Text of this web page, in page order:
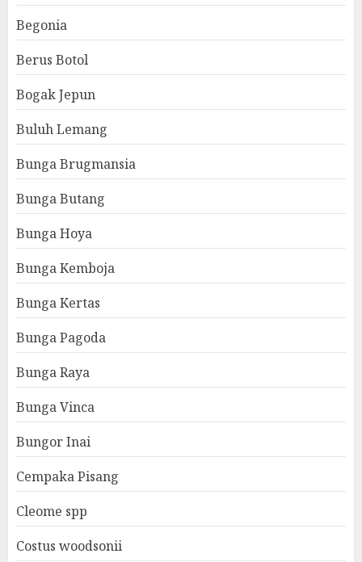
Begonia
Berus Botol
Bogak Jepun
Buluh Lemang
Bunga Brugmansia
Bunga Butang
Bunga Hoya
Bunga Kemboja
Bunga Kertas
Bunga Pagoda
Bunga Raya
Bunga Vinca
Bungor Inai
Cempaka Pisang
Cleome spp
Costus woodsonii